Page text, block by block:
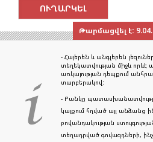
Թարմացվել է:
- Հայերեն և անգլերեն
տեղեկատվության միջև
առկայության դեպքում
տարբերակով:
- Բանկը
կայքում հղված այլ անձանց
բովանդակության
տեղադրված գովազդների,